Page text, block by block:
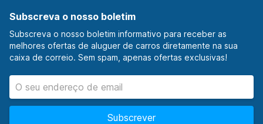
Subscreva o nosso boletim
Subscreva o nosso boletim informativo para receber as
melhores ofertas de aluguer de carros diretamente na sua
caixa de correio. Sem spam, apenas ofertas exclusivas!
Subscrever